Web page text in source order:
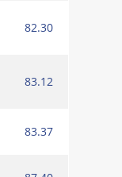
82.30
83.12
83.37